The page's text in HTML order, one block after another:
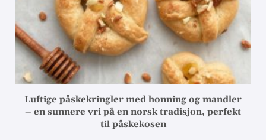
Luftige påskekringler med honning og mandler
– en sunnere vri på en norsk tradisjon, perfekt
til påskekosen